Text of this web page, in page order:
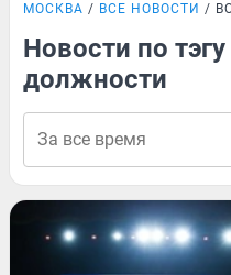
МОСКВА ВСЕ НОВОСТИ
Новости по
должности